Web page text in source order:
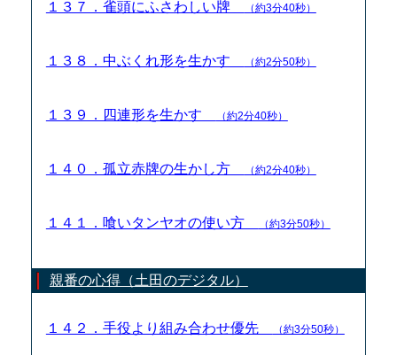
１３７．雀頭にふさわしい牌 （約3分40秒）
１３８．中ぶくれ形を生かす （約2分50秒）
１３９．四連形を生かす （約2分40秒）
１４０．孤立赤牌の生かし方 （約2分40秒）
１４１．喰いタンヤオの使い方 （約3分50秒）
親番の心得（土田のデジタル）
１４２．手役より組み合わせ優先 （約3分50秒）